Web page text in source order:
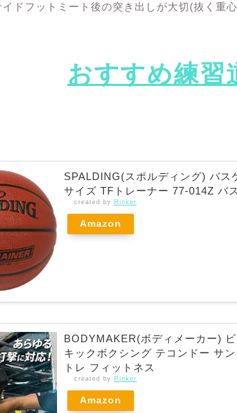
イドフットミート後の突き出しが大切(抜く重
おすすめ練習
SPALDING(スポルディング) バス
サイズ TFトレーナー 77-014Z バ
created by Rinker
Amazon
BODYMAKER(ボディメーカー)
キックボクシング テコンドー サ
トレ フィットネス
created by Rinker
Amazon